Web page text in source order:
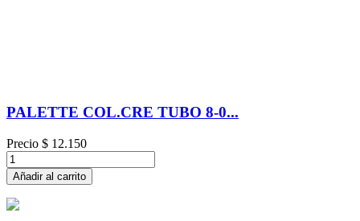
PALETTE COL.CRE TUBO 8-0...
Precio $ 12.150
Añadir al carrito